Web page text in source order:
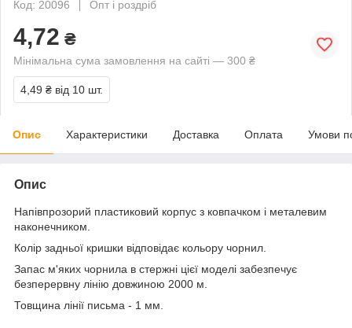
Код: 20096
Опт і роздріб
4,72 ₴
Мінімальна сума замовлення на сайті — 300 ₴
4,49 ₴ від 10 шт.
Опис Характеристики Доставка Оплата Умови
Опис
Напівпрозорий пластиковий корпус з ковпачком і металевим
наконечником.
Колір задньої кришки відповідає кольору чорнил.
Запас м'яких чорнила в стержні цієї моделі забезпечує
безперервну лінію довжиною 2000 м.
Товщина лінії письма - 1 мм.